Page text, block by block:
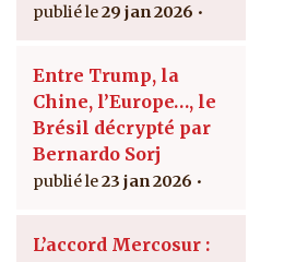
29 jan 2026
Entre Trump, la
Chine, l’Europe…, le
Brésil décrypté par
Bernardo Sorj
23 jan 2026
L’accord Mercosur :